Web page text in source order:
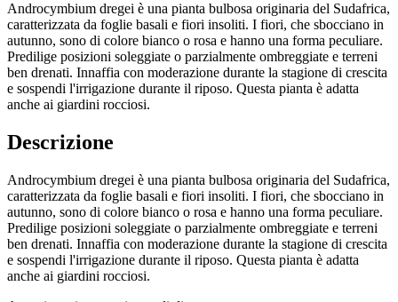
Androcymbium dregei è una pianta bulbosa originaria del Sudafrica,
caratterizzata da foglie basali e fiori insoliti. I fiori, che sbocciano in
autunno, sono di colore bianco o rosa e hanno una forma peculiare.
Predilige posizioni soleggiate o parzialmente ombreggiate e terreni
ben drenati. Innaffia con moderazione durante la stagione di crescita
e sospendi l'irrigazione durante il riposo. Questa pianta è adatta
anche ai giardini rocciosi.
Descrizione
Androcymbium dregei è una pianta bulbosa originaria del Sudafrica,
caratterizzata da foglie basali e fiori insoliti. I fiori, che sbocciano in
autunno, sono di colore bianco o rosa e hanno una forma peculiare.
Predilige posizioni soleggiate o parzialmente ombreggiate e terreni
ben drenati. Innaffia con moderazione durante la stagione di crescita
e sospendi l'irrigazione durante il riposo. Questa pianta è adatta
anche ai giardini rocciosi.